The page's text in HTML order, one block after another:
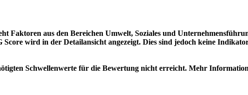
Faktoren aus den Bereichen Umwelt, Soziales und
Score wird in der Detailansicht angezeigt. Dies sind jedoch keine
Schwellenwerte für die Bewertung nicht erreicht. Mehr